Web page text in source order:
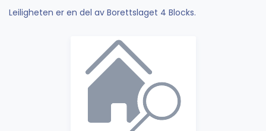
Leiligheten er en del av Borettslaget 4 Blocks.